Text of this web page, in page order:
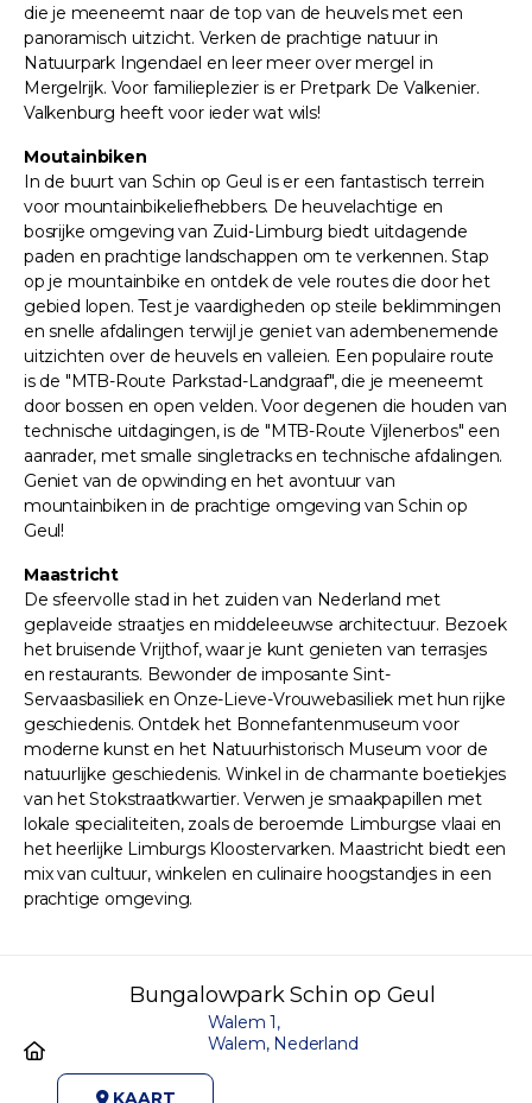
die je meeneemt naar de top van de heuvels met een
panoramisch uitzicht. Verken de prachtige natuur in
Natuurpark Ingendael en leer meer over mergel in
Mergelrijk. Voor familieplezier is er Pretpark De Valkenier.
Valkenburg heeft voor ieder wat wils!
Moutainbiken
In de buurt van Schin op Geul is er een fantastisch terrein
voor mountainbikeliefhebbers. De heuvelachtige en
bosrijke omgeving van Zuid-Limburg biedt uitdagende
paden en prachtige landschappen om te verkennen. Stap
op je mountainbike en ontdek de vele routes die door het
gebied lopen. Test je vaardigheden op steile beklimmingen
en snelle afdalingen terwijl je geniet van adembenemende
uitzichten over de heuvels en valleien. Een populaire route
is de "MTB-Route Parkstad-Landgraaf", die je meeneemt
door bossen en open velden. Voor degenen die houden van
technische uitdagingen, is de "MTB-Route Vijlenerbos" een
aanrader, met smalle singletracks en technische afdalingen.
Geniet van de opwinding en het avontuur van
mountainbiken in de prachtige omgeving van Schin op
Geul!
Maastricht
De sfeervolle stad in het zuiden van Nederland met
geplaveide straatjes en middeleeuwse architectuur. Bezoek
het bruisende Vrijthof, waar je kunt genieten van terrasjes
en restaurants. Bewonder de imposante Sint-
Servaasbasiliek en Onze-Lieve-Vrouwebasiliek met hun rijke
geschiedenis. Ontdek het Bonnefantenmuseum voor
moderne kunst en het Natuurhistorisch Museum voor de
natuurlijke geschiedenis. Winkel in de charmante boetiekjes
van het Stokstraatkwartier. Verwen je smaakpapillen met
lokale specialiteiten, zoals de beroemde Limburgse vlaai en
het heerlijke Limburgs Kloostervarken. Maastricht biedt een
mix van cultuur, winkelen en culinaire hoogstandjes in een
prachtige omgeving.
Bungalowpark Schin op Geul
Walem 1,
Walem, Nederland
KAART